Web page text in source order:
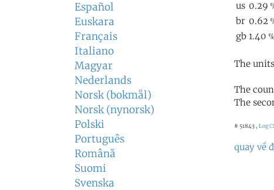
Español
Euskara
Français
Italiano
Magyar
Nederlands
Norsk (bokmål)
Norsk (nynorsk)
Polski
Português
Română
Suomi
Svenska
The
The
The
# 51843 , Log
quay về